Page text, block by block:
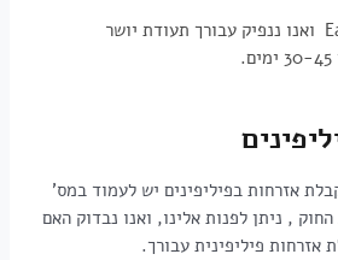
ניתן לפנות לEasy-Pass ואנו ננפיק עבורך תעודת יושר
אזרחות בפיליפינים יש לעמוד במס'
, ניתן לפנות אלינו, ואנו נבדוק האם
אזרחות פיליפינית עבורך.